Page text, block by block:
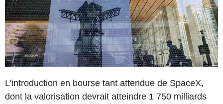
L'introduction en bourse tant attendue de SpaceX,
dont la valorisation devrait atteindre 1 750 milliards